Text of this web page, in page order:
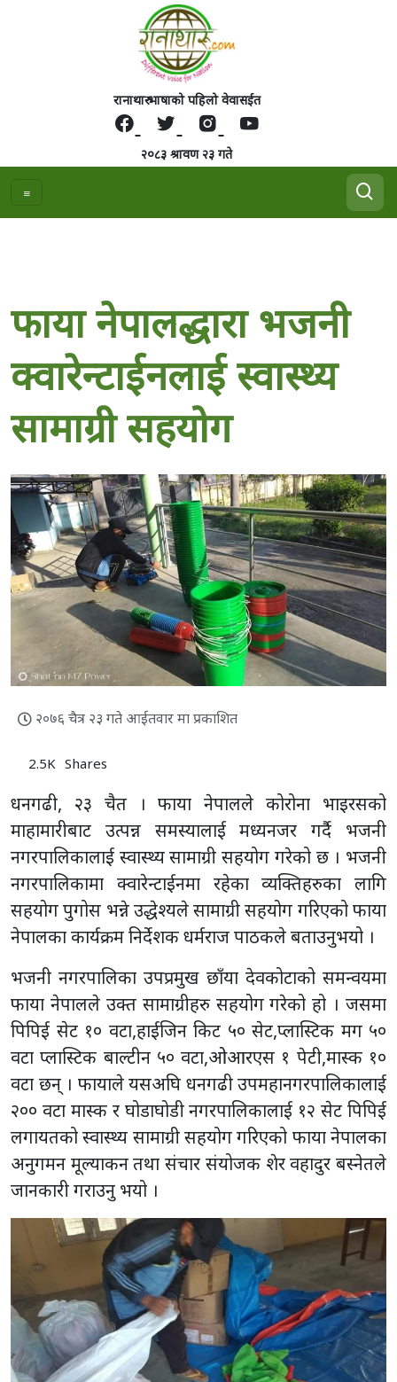
रानाथारु भाषाको पहिलो वेवासईत
२०८३ श्रावण २३ गते
फाया नेपालद्धारा भजनी
क्वारेन्टाईनलाई स्वास्थ्य
सामाग्री सहयोग
२०७६ चैत्र २३ गते आईतवार मा प्रकाशित
2.5K Shares
धनगढी, २३ चैत । फाया नेपालले कोरोना भाइरसको
माहामारीबाट उत्पन्न समस्यालाई मध्यनजर गर्दै भजनी
नगरपालिकालाई स्वास्थ्य सामाग्री सहयोग गरेको छ । भजनी
नगरपालिकामा क्वारेन्टाईनमा रहेका व्यक्तिहरुका लागि
सहयोग पुगोस भन्ने उद्धेश्यले सामाग्री सहयोग गरिएको फाया
नेपालका कार्यक्रम निर्देशक धर्मराज पाठकले बताउनुभयो ।
भजनी नगरपालिका उपप्रमुख छाँया देवकोटाको समन्वयमा
फाया नेपालले उक्त सामाग्रीहरु सहयोग गरेको हो । जसमा
पिपिई सेट १० वटा,हाईजिन किट ५० सेट,प्लास्टिक मग ५०
वटा प्लास्टिक बाल्टीन ५० वटा,ओआरएस १ पेटी,मास्क १०
वटा छन् । फायाले यसअघि धनगढी उपमहानगरपालिकालाई
२०० वटा मास्क र घोडाघोडी नगरपालिकालाई १२ सेट पिपिई
लगायतको स्वास्थ्य सामाग्री सहयोग गरिएको फाया नेपालका
अनुगमन मूल्याकन तथा संचार संयोजक शेर वहादुर बस्नेतले
जानकारी गराउनु भयो ।